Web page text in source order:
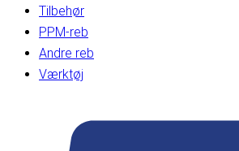
Tilbehør
PPM-reb
Andre reb
Værktøj